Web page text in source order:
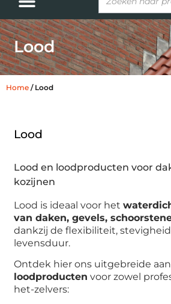
Lood
Home / Lood
Lood
Lood en loodproducten voor
kozijnen
Lood is ideaal voor het
van daken, gevels,
dankzij de flexibiliteit,
levensduur.
Ontdek hier ons uitgebreide
loodproducten voor zowel
het-zelvers: